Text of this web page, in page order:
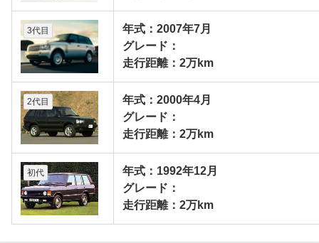
3代目
年式：2007年7月
グレード：
走行距離：2万km
2代目
年式：2000年4月
グレード：
走行距離：2万km
初代
年式：1992年12月
グレード：
走行距離：2万km